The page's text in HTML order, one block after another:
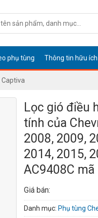
phụ tùng Thông tin hữu ích
Lọc gió điều
tính của
2008, 2009,
2014, 2015,
AC9408C
Giá bán:
Danh mục: Phụ tùng